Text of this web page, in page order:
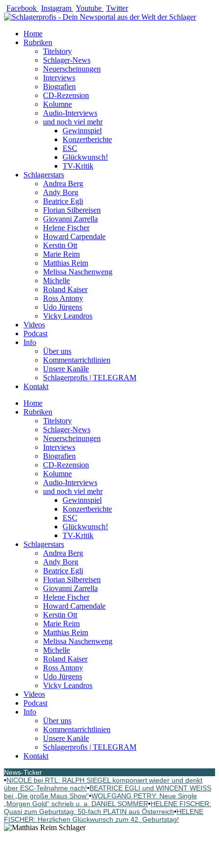
Zum
Inhalt
Facebook Instagram Youtube Twitter
Home
Rubriken
Titelstory
Schlager-News
Neuerscheinungen
Interviews
Biografien
CD-Rezension
Kolumne
Audio-Interviews
und noch viel mehr
Gewinnspiel
Konzertberichte
ESC
Glückwunsch!
TV-Kritik
Schlagerstars
Andrea Berg
Andy Borg
Beatrice Egli
Florian Silbereisen
Giovanni Zarrella
Helene Fischer
Howard Carpendale
Kerstin Ott
Marie Reim
Matthias Reim
Melissa Naschenweng
Michelle
Roland Kaiser
Ross Antony
Udo Jürgens
Vicky Leandros
Videos
Podcast
Info
Über uns
Kommentarrichtlinien
Unsere Kanäle
Schlagerprofis | TELEGRAM
Kontakt
Home
Rubriken
Titelstory
Schlager-News
Neuerscheinungen
Interviews
Biografien
CD-Rezension
Kolumne
Audio-Interviews
und noch viel mehr
Gewinnspiel
Konzertberichte
ESC
Glückwunsch!
TV-Kritik
Schlagerstars
Andrea Berg
Andy Borg
Beatrice Egli
Florian Silbereisen
Giovanni Zarrella
Helene Fischer
Howard Carpendale
Kerstin Ott
Marie Reim
Matthias Reim
Melissa Naschenweng
Michelle
Roland Kaiser
Ross Antony
Udo Jürgens
Vicky Leandros
Videos
Podcast
Info
Über uns
Kommentarrichtlinien
Unsere Kanäle
Schlagerprofis | TELEGRAM
Kontakt
News-Ticker
•NICOLE bei RTL: RALPH SIEGEL komponiert wieder und denkt
über ESC-Teilnahme nach!•BEATRICE EGLI und WINCENT WEISS
bei „Die große Maus Show“•WOLFGANG PETRY: Neue Single
„Morgen Gold“ schrieb u. a. DANIEL SOMMER•HELENE FISCHER:
Quasi zum Geburtstag: 50-fach PLATIN aus Österreich•HELENE
FISCHER: Herzlichen Glückwunsch zum 42. Geburtstag!